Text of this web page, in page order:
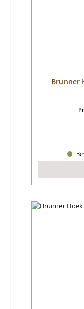
Brunner